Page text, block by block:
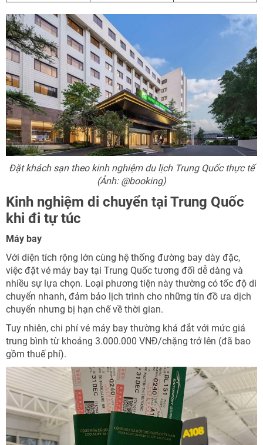
Đặt khách sạn theo kinh nghiệm du lịch Trung Quốc thực tế
(Ảnh: @booking)
Kinh nghiệm di chuyển tại Trung Quốc
khi đi tự túc
Máy bay
Với diện tích rộng lớn cùng hệ thống đường bay dày đặc,
việc đặt vé máy bay tại Trung Quốc tương đối dễ dàng và
nhiều sự lựa chọn. Loại phương tiện này thường có tốc độ di
chuyển nhanh, đảm bảo lịch trình cho những tín đồ ưa dịch
chuyển nhưng bị hạn chế về thời gian.
Tuy nhiên, chi phí vé máy bay thường khá đắt với mức giá
trung bình từ khoảng 3.000.000 VNĐ/chặng trở lên (đã bao
gồm thuế phí).